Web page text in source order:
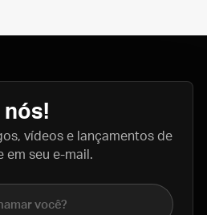
vídeos e lançamentos de
em seu e-mail.